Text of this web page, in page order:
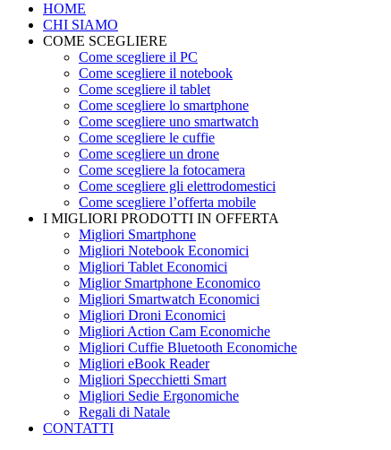
HOME
CHI SIAMO
COME SCEGLIERE
Come scegliere il PC
Come scegliere il notebook
Come scegliere il tablet
Come scegliere lo smartphone
Come scegliere uno smartwatch
Come scegliere le cuffie
Come scegliere un drone
Come scegliere la fotocamera
Come scegliere gli elettrodomestici
Come scegliere l’offerta mobile
I MIGLIORI PRODOTTI IN OFFERTA
Migliori Smartphone
Migliori Notebook Economici
Migliori Tablet Economici
Miglior Smartphone Economico
Migliori Smartwatch Economici
Migliori Droni Economici
Migliori Action Cam Economiche
Migliori Cuffie Bluetooth Economiche
Migliori eBook Reader
Migliori Specchietti Smart
Migliori Sedie Ergonomiche
Regali di Natale
CONTATTI